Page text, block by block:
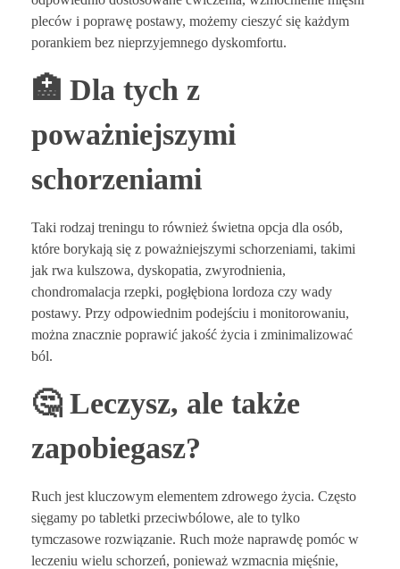
pleców i poprawę postawy, możemy cieszyć się każdym
porankiem bez nieprzyjemnego dyskomfortu.
🏥 Dla tych z
poważniejszymi
schorzeniami
Taki rodzaj treningu to również świetna opcja dla osób,
które borykają się z poważniejszymi schorzeniami, takimi
jak rwa kulszowa, dyskopatia, zwyrodnienia,
chondromalacja rzepki, pogłębiona lordoza czy wady
postawy. Przy odpowiednim podejściu i monitorowaniu,
można znacznie poprawić jakość życia i zminimalizować
ból.
🤔 Leczysz, ale także
zapobiegasz?
Ruch jest kluczowym elementem zdrowego życia. Często
sięgamy po tabletki przeciwbólowe, ale to tylko
tymczasowe rozwiązanie. Ruch może naprawdę pomóc w
leczeniu wielu schorzeń, ponieważ wzmacnia mięśnie,